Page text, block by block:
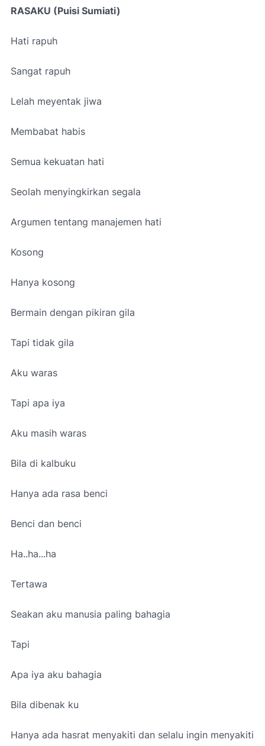
RASAKU (Puisi Sumiati)
Hati rapuh
Sangat rapuh
Lelah meyentak jiwa
Membabat habis
Semua kekuatan hati
Seolah menyingkirkan segala
Argumen tentang manajemen hati
Kosong
Hanya kosong
Bermain dengan pikiran gila
Tapi tidak gila
Aku waras
Tapi apa iya
Aku masih waras
Bila di kalbuku
Hanya ada rasa benci
Benci dan benci
Ha..ha...ha
Tertawa
Seakan aku manusia paling bahagia
Tapi
Apa iya aku bahagia
Bila dibenak ku
Hanya ada hasrat menyakiti dan selalu ingin menyakiti